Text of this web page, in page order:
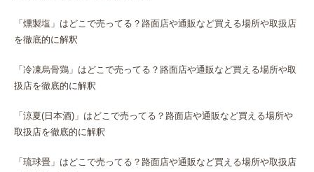
「燻製塩」はどこで売ってる？路面店や通販など買える場所や取扱店
を徹底的に解釈
「冷凍烏骨鶏」はどこで売ってる？路面店や通販など買える場所や取
扱店を徹底的に解釈
「涼夏(日本酒)」はどこで売ってる？路面店や通販など買える場所や
取扱店を徹底的に解釈
「琉球畳」はどこで売ってる？路面店や通販など買える場所や取扱店